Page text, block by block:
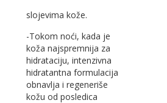
slojevima kože.
-Tokom noći, kada je
koža najspremnija za
hidrataciju, intenzivna
hidratantna formulacija
obnavlja i regeneriše
kožu od posledica